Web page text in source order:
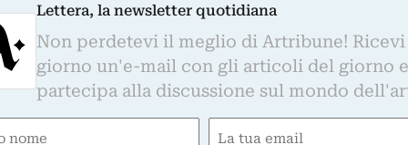
Lettera, la newsletter quotidiana
Non perdetevi il meglio di Artribune!
giorno un'e-mail con gli articoli del giorno
partecipa alla discussione sul mondo
Email